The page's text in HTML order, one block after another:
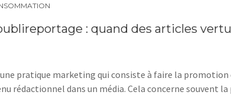
: quand des articles
pratique marketing qui consiste à faire la promotion
rédactionnel dans un média. Cela concerne souvent